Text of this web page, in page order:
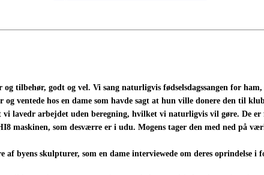
tilbehør, godt og vel. Vi sang naturligvis fødselsdagssangen for
ventede hos en dame som havde sagt at hun ville donere den til
lavedr arbejdet uden beregning, hvilket vi naturligvis vil gøre. De
maskinen, som desværre er i udu. Mogens tager den med ned på
byens skulpturer, som en dame interviewede om deres oprindelse